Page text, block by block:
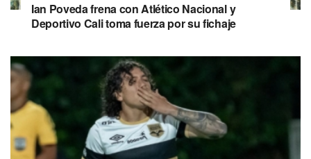
Ian Poveda frena con Atlético Nacional y
Deportivo Cali toma fuerza por su fichaje